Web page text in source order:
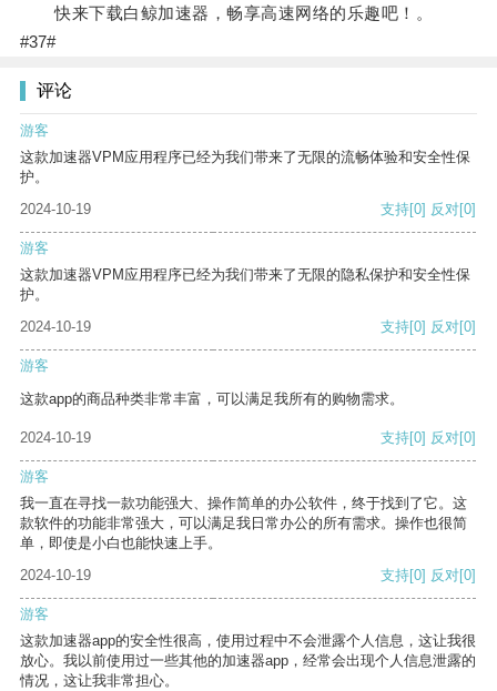
快来下载白鲸加速器，畅享高速网络的乐趣吧！。
#37#
评论
游客
这款加速器VPM应用程序已经为我们带来了无限的流畅体验和安全性保
护。
2024-10-19
支持[0] 反对[0]
游客
这款加速器VPM应用程序已经为我们带来了无限的隐私保护和安全性保
护。
2024-10-19
支持[0] 反对[0]
游客
这款app的商品种类非常丰富，可以满足我所有的购物需求。
2024-10-19 支持[0] 反对[0]
游客
我一直在寻找一款功能强大、操作简单的办公软件，终于找到了它。这
款软件的功能非常强大，可以满足我日常办公的所有需求。操作也很简
单，即使是小白也能快速上手。
2024-10-19
支持[0] 反对[0]
游客
这款加速器app的安全性很高，使用过程中不会泄露个人信息，这让我很
放心。我以前使用过一些其他的加速器app，经常会出现个人信息泄露的
情况，这让我非常担心。